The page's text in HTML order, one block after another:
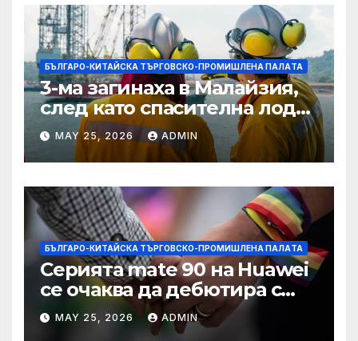
БЪЛГАРО-КИТАЙСКА ТЪРГОВСКО-ПРОМИШЛЕНА ПАЛAТА
3-ма загинаха в Малайзия,
след като спасителна лодка
падна в морето от
плаващия кораб на
Petronas
MAY 25, 2026 ADMIN
БЪЛГАРО-КИТАЙСКА ТЪРГОВСКО-ПРОМИШЛЕНА ПАЛAТА
Серията mate 90 на Huawei
се очаква да дебютира с
нов чип Kirin тази есен ·
TechNode
MAY 25, 2026 ADMIN